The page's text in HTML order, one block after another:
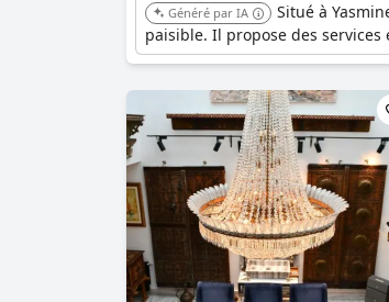
Généré par IA
Situé à
paisible. Il propose des